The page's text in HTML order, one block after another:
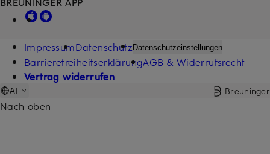
ImpressumDatenschutzDatenschutzeinstellungen
BarrierefreiheitserklärungAGB & Widerrufsrecht
Vertrag widerrufen
AT Breuninger
Nach oben